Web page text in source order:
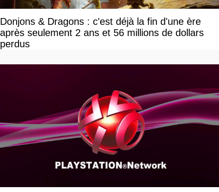
Donjons & Dragons : c'est déjà la fin d'une ère
après seulement 2 ans et 56 millions de dollars
perdus